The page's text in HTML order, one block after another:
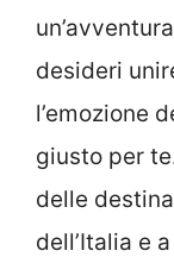
desideri
l’emozione
giusto per
delle
dell’Italia e a